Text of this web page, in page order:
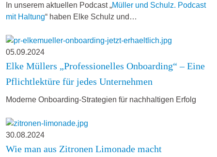
In unserem aktuellen Podcast „Müller und Schulz. Podcast
mit Haltung“ haben Elke Schulz und…
05.09.2024
Elke Müllers „Professionelles Onboarding“ – Eine
Pflichtlektüre für jedes Unternehmen
Moderne Onboarding-Strategien für nachhaltigen Erfolg
30.08.2024
Wie man aus Zitronen Limonade macht